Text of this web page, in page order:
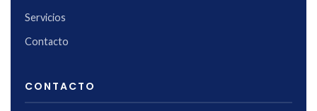
Servicios
Contacto
CONTACTO